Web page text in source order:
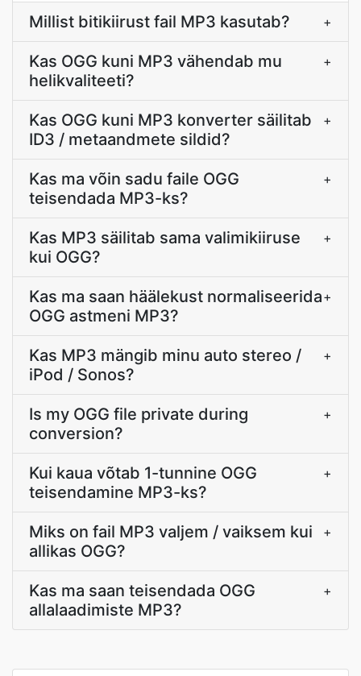
Millist bitikiirust fail MP3 kasutab? +
Kas OGG kuni MP3 vähendab mu
helikvaliteeti?
+
Kas OGG kuni MP3 konverter säilitab
ID3 / metaandmete sildid?
+
Kas ma võin sadu faile OGG
teisendada MP3-ks?
+
Kas MP3 säilitab sama valimikiiruse
kui OGG?
+
Kas ma saan häälekust normaliseerida
OGG astmeni MP3?
+
Kas MP3 mängib minu auto stereo /
iPod / Sonos?
+
Is my OGG file private during
conversion?
+
Kui kaua võtab 1-tunnine OGG
teisendamine MP3-ks?
+
Miks on fail MP3 valjem / vaiksem kui
allikas OGG?
+
Kas ma saan teisendada OGG
allalaadimiste MP3?
+